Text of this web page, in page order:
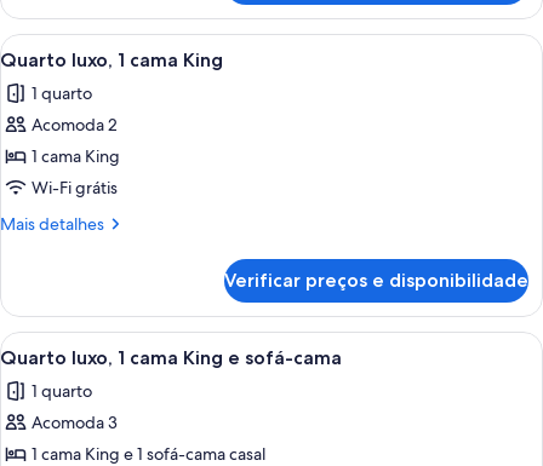
sofá-
cama
superior,
cama
e
sofá-
Carrega
todas
as
fotos
de
Quarto
luxo,
King
Quarto luxo, 1 cama King | Roupas
11
Quarto luxo, 1 cama King
1 quarto
Acomoda 2
1 cama King
Wi-Fi grátis
Mais detalhes
Mais
luxo,
cama
Verificar preços e disponibilidade
Carrega
todas
as
fotos
de
Roupas de cama premium, frigobar,
10
Quarto luxo, 1 cama King e sofá-cama
1 quarto
Acomoda 3
1 cama King e 1 sofá-cama casal